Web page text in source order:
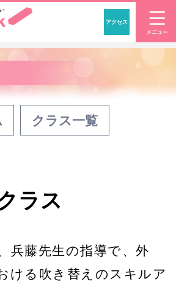
「アナウンサー・マス
アクセス
クラス一覧
ラス
兵藤先生の指導で、外
ける吹き替えのスキルア